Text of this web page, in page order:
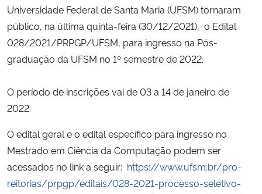
Ministério do Meio Ambiente
Ministério do Turismo
Controladoria-Geral da União
Ministério da Mulher, da Família e dos Direitos Humanos
Secretaria-Geral
Universidade Federal de Santa Maria (UFSM) tornaram
público, na última quinta-feira (30/12/2021), o Edital
028/2021/PRPGP/UFSM, para ingresso na Pós-
graduação da UFSM no 1º semestre de 2022.
O período de inscrições vai de 03 a 14 de janeiro de
2022.
O edital geral e o edital específico para ingresso no
Mestrado em Ciência da Computação podem ser
acessados no link a seguir: https://www.ufsm.br/pro-
reitorias/prpgp/editais/028-2021-processo-seletivo-